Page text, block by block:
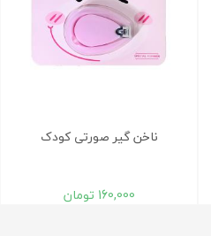
ناخن گير صورتی کودک
160,000 تومان